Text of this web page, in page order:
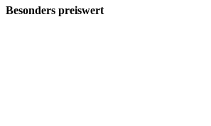
Besonders preiswert